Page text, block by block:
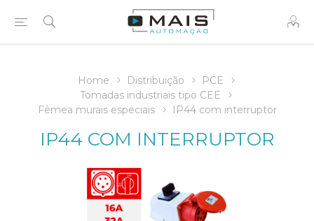
Home Distribuição
PCE
Tomadas industriais tipo CEE
Fêmea murais especiais
IP44 com interruptor
IP44 COM INTERRUPTOR